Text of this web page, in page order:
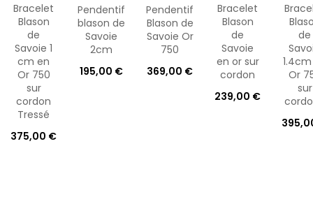
Bracelet
Blason
de
Savoie 1
cm en
Or 750
sur
cordon
Tressé
375,00 €
Pendentif
blason de
Savoie
2cm
195,00 €
Pendentif
Blason de
Savoie Or
750
369,00 €
Bracelet
Blason
de
Savoie
en or sur
cordon
239,00 €
de
Or
sur